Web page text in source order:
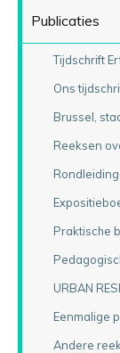
Publicaties
Tijdschrift
Ons
Brussel,
Reeksen
Praktische
URBAN
Eenmalige
Andere